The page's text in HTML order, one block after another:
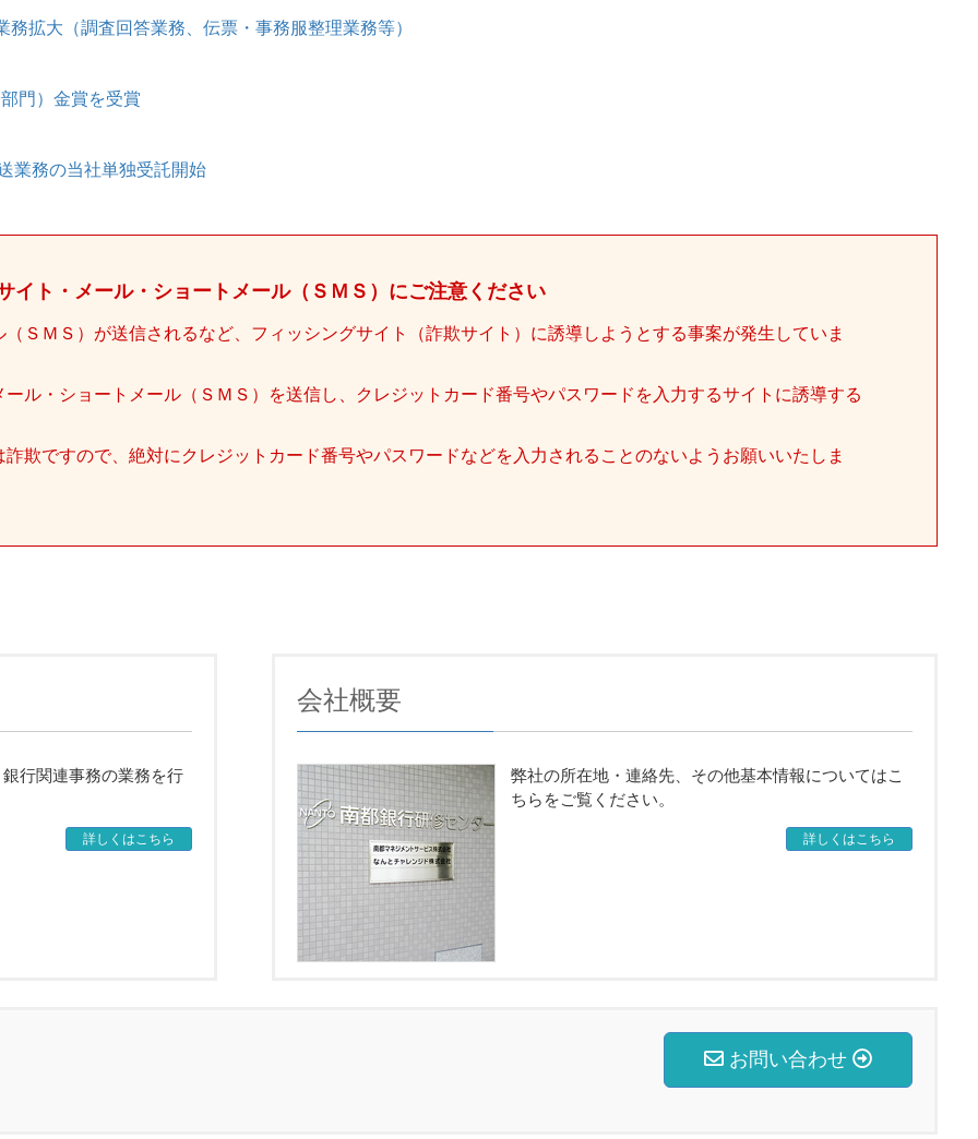
拡大（調査回答業務、伝票・事務服整理業務等）
門）金賞を受賞
業務の当社単独受託開始
イト・メール・ショートメール（ＳＭＳ）にご注意ください
ＳＭＳ）が送信されるなど、フィッシングサイト（詐欺サイト）に誘導しようとする事案が発生していま
ル・ショートメール（ＳＭＳ）を送信し、クレジットカード番号やパスワードを入力するサイトに誘導する
欺ですので、絶対にクレジットカード番号やパスワードなどを入力されることのないようお願いいたしま
行関連事務の業務を行
詳しくはこちら
会社概要
弊社の所在地・連絡先、その他基本情報についてはこ
ちらをご覧ください。
詳しくはこちら
お問い合わせ